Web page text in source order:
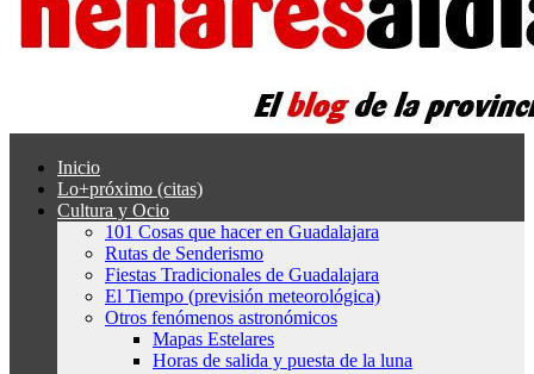
Inicio
Lo+próximo (citas)
Cultura y Ocio
101 Cosas que hacer en Guadalajara
Rutas de Senderismo
Fiestas Tradicionales de Guadalajara
El Tiempo (previsión meteorológica)
Otros fenómenos astronómicos
Mapas Estelares
Horas de salida y puesta de la luna